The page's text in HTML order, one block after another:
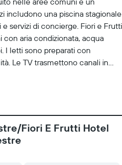
includono una piscina stagionale
servizi di concierge. Fiori e Frutti
con aria condizionata, acqua
I letti sono preparati con
Le TV trasmettono canali in
offre accesso wireless a
di un hotel includono una
di 12 anni. Le attività
disponibili in loco o nelle
a pagamento.
Fiori E Frutti Hotel